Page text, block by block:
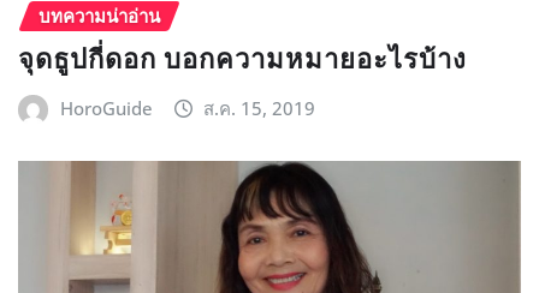
บทความน่าอ่าน
จุดธูปกี่ดอก บอกความหมายอะไรบ้าง
HoroGuide ส.ค. 15, 2019